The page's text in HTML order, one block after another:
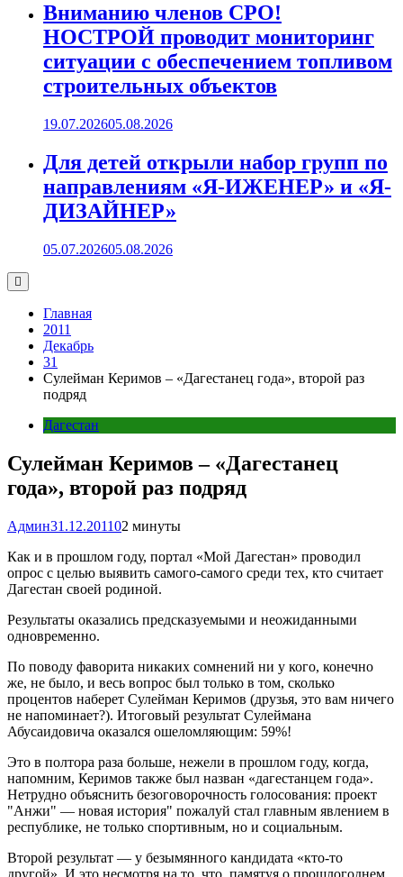
Вниманию членов СРО!
НОСТРОЙ проводит мониторинг
ситуации с обеспечением топливом
строительных объектов
19.07.202605.08.2026
Для детей открыли набор групп по
направлениям «Я-ИЖЕНЕР» и «Я-
ДИЗАЙНЕР»
05.07.202605.08.2026
Главная
2011
Декабрь
31
Сулейман Керимов – «Дагестанец года», второй раз
подряд
Дагестан
Сулейман Керимов – «Дагестанец
года», второй раз подряд
Админ31.12.201102 минуты
Как и в прошлом году, портал «Мой Дагестан» проводил
опрос с целью выявить самого-самого среди тех, кто считает
Дагестан своей родиной.
Результаты оказались предсказуемыми и неожиданными
одновременно.
По поводу фаворита никаких сомнений ни у кого, конечно
же, не было, и весь вопрос был только в том, сколько
процентов наберет Сулейман Керимов (друзья, это вам ничего
не напоминает?). Итоговый результат Сулеймана
Абусаидовича оказался ошеломляющим: 59%!
Это в полтора раза больше, нежели в прошлом году, когда,
напомним, Керимов также был назван «дагестанцем года».
Нетрудно объяснить безоговорочность голосования: проект
"Анжи" — новая история" пожалуй стал главным явлением в
республике, не только спортивным, но и социальным.
Второй результат — у безымянного кандидата «кто-то
другой». И это несмотря на то, что, памятуя о прошлогоднем